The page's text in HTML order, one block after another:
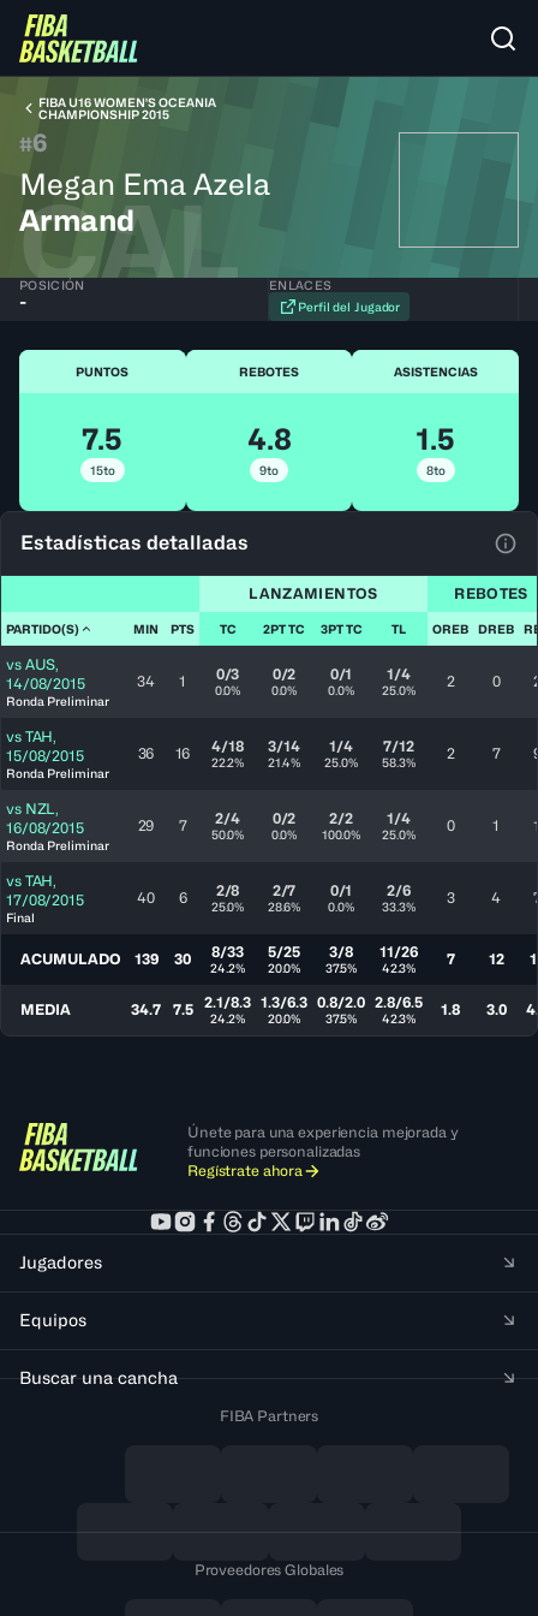
FIBA U16 WOMEN'S OCEANIA
CHAMPIONSHIP 2015
#6
Megan Ema Azela
Armand
CAL
POSICIÓN
-
ENLACES
Perfil del Jugador
PUNTOS
7.5
15to
REBOTES
4.8
9to
ASISTENCIAS
1.5
8to
Estadísticas detalladas
LANZAMIENTOS REBOTES
PARTIDO(S) MIN PTS TC 2PT TC 3PT TC TL OREB DREB
vs AUS,
14/08/2015
Ronda Preliminar
34 1 0/3
0.0%
0/2
0.0%
0/1
0.0%
1/4
25.0% 2 0
vs TAH,
15/08/2015
Ronda Preliminar
36 16 4/18
22.2%
3/14
21.4%
1/4
25.0%
7/12
58.3% 2 7
vs NZL,
16/08/2015
Ronda Preliminar
29 7 2/4
50.0%
0/2
0.0%
2/2
100.0%
1/4
25.0% 0 1
vs TAH,
17/08/2015
Final
40 6 2/8
25.0%
2/7
28.6%
0/1
0.0%
2/6
33.3% 3 4
ACUMULADO 139 30 8/33
24.2%
5/25
20.0%
3/8
37.5%
11/26
42.3% 7 12
MEDIA 34.7 7.5 2.1/8.3
24.2%
1.3/6.3
20.0%
0.8/2.0
37.5%
2.8/6.5
42.3% 1.8 3.0
Únete para una experiencia mejorada y
funciones personalizadas
Regístrate ahora
Jugadores
Equipos
Buscar una cancha
FIBA Partners
Proveedores Globales